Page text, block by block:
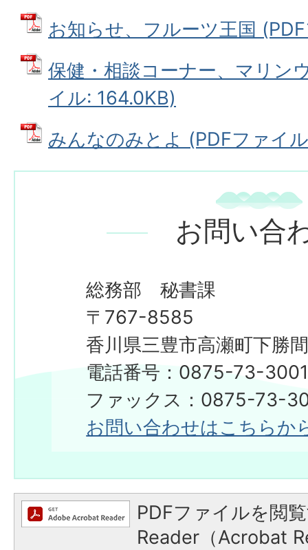
お知らせ、フルーツ王国
保健・相談コーナー、マリン
イル: 164.0KB)
みんなのみとよ (PDFファイ
お問い合
総務部 秘書課
〒767-8585
香川県三豊市高瀬町下勝
電話番号：0875-73-
ファックス：0875-73-
お問い合わせはこちらか
PDFファイルを閲
Reader（Acrobat